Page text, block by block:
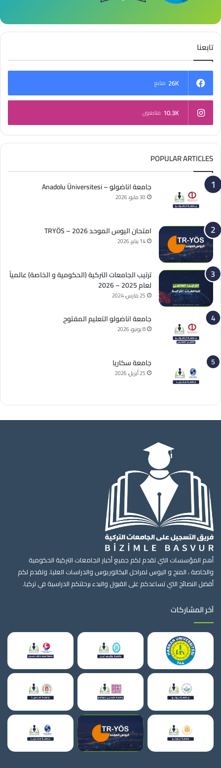
تابعنا
26K متابع
10.3K متابعون
POPULAR ARTICLES
جامعة اناضولو – Anadolu Üniversitesi
30 مايو، 2026
امتحان اليوس الموحد 2026 – TRYÖS
14 يناير، 2026
ترتيب الجامعات التركية (الحكومية و الخاصة) عالمياً
لعام 2025 – 2026
25 مارس، 2024
جامعة اناضولو التعليم المفتوح
8 يونيو، 2026
جامعة سكاريا
25 أبريل، 2026
أهم المؤسسات التي تقدم لكم جميع أخبار الجامعات التركية الحكومية
والخاصة ، المنح و اليوس لمراحل البكالوريوس والدراسات العليا. وتقدم لكم
أفضل النصائح التي تساعدكم على القبول والبدء برحلتكم الدراسية في تركيا.
آخر المشاركات